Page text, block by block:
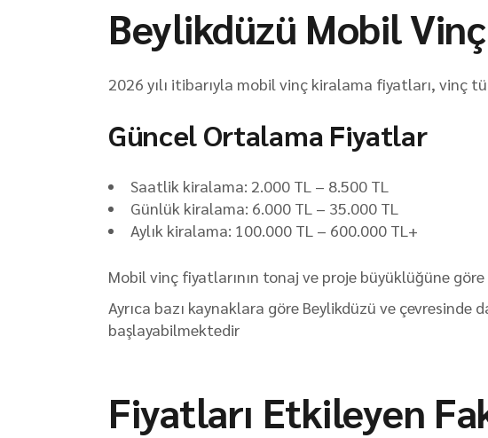
Beylikdüzü Mobil
2026 yılı itibarıyla mobil vinç kiralama fiyatları, vinç
Güncel Ortalama Fiyatlar
Saatlik kiralama: 2.000 TL – 8.500 TL
Günlük kiralama: 6.000 TL – 35.000 TL
Aylık kiralama: 100.000 TL – 600.000 TL+
Mobil vinç fiyatlarının tonaj ve proje büyüklüğüne
Ayrıca bazı kaynaklara göre Beylikdüzü ve
başlayabilmektedir
Fiyatları Etkileyen